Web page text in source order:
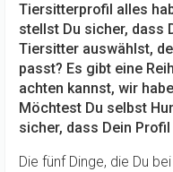
Tiersitterprofil alles
stellst Du sicher, dass
Tiersitter auswählst,
passt? Es gibt eine
achten kannst, wir
Möchtest Du selbst
sicher, dass Dein
Die fünf Dinge, die Du